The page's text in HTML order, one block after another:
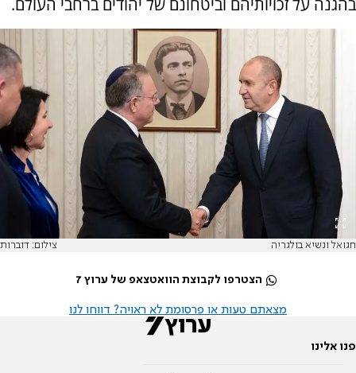
בהגנה על זכויותיהם וביטחונם של יהודים ברחבי העולם.
חגואל ונשיא בולגריה צילום: דוברות
הצטרפו לקבוצת הוואטצאפ של ערוץ 7
מצאתם טעות או פרסומת לא ראויה? דווחו לנו
פנו אלינו